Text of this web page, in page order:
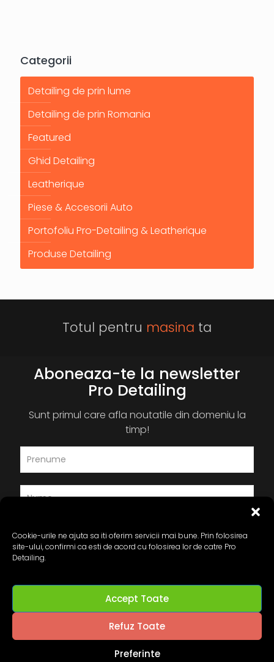
Cookie-urile ne ajuta sa iti oferim servicii mai bune. Prin folosirea
site-ului, confirmi ca esti de acord cu folosirea lor de catre Pro
Detailing.
Accept Toate
Refuz Toate
Preferinte
Categorii
Detailing de prin lume
Detailing de prin Romania
Featured
Ghid Detailing
Leatherique
Piese & Accesorii Auto
Portofoliu Pro-Detailing & Leatherique
Produse Detailing
Totul pentru masina ta
Aboneaza-te la newsletter
Pro Detailing
Sunt primul care afla noutatile din domeniu la
timp!
© 2024 Pro-Detailing.ro. All Rights Reserved.